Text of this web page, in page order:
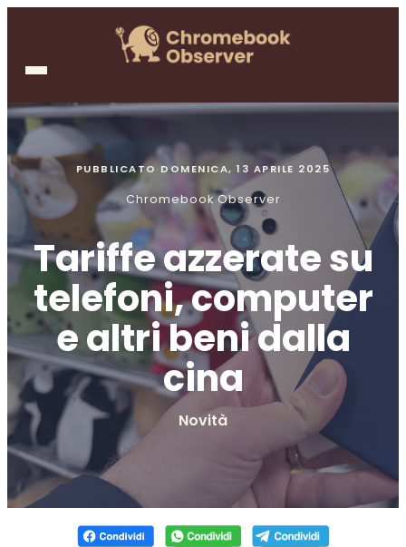
PUBBLICATO DOMENICA, 13 APRILE 2025
Chromebook Observer
Tariffe azzerate su
telefoni, computer
e altri beni dalla
cina
Novità